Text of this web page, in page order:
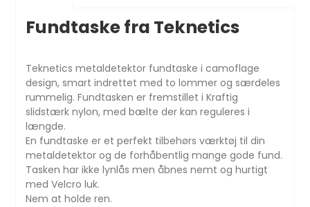
Fundtaske fra Teknetics
Teknetics metaldetektor fundtaske i camoflage
design, smart indrettet med to lommer og særdeles
rummelig. Fundtasken er fremstillet i Kraftig
slidstærk nylon, med bælte der kan reguleres i
længde.
En fundtaske er et perfekt tilbehørs værktøj til din
metaldetektor og de forhåbentlig mange gode fund.
Tasken har ikke lynlås men åbnes nemt og hurtigt
med Velcro luk.
Nem at holde ren.